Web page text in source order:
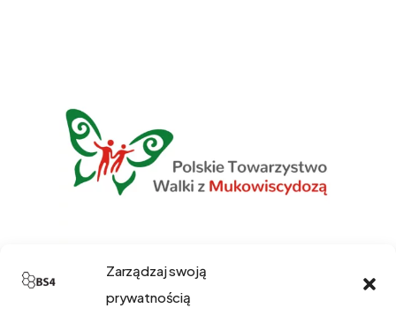
Zarządzaj swoją
prywatnością